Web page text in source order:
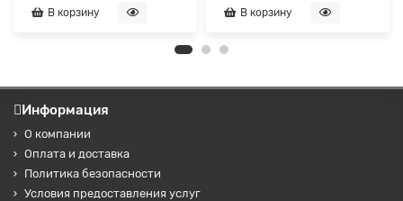
В корзину В корзину
Информация
О компании
Оплата и доставка
Политика безопасности
Условия предоставления услуг